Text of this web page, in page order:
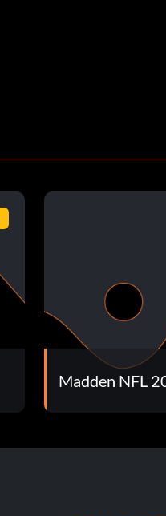
dem Ball beginnen.
die Starttaste und Sie
und du kannst
Madden NFL